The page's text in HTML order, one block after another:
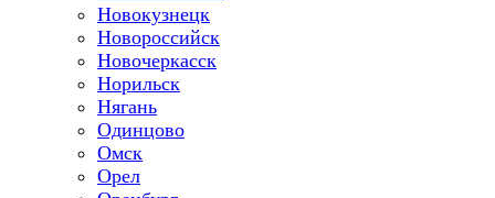
Новокузнецк
Новороссийск
Новочеркасск
Норильск
Нягань
Одинцово
Омск
Орел